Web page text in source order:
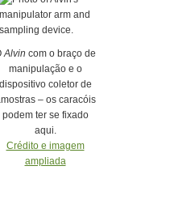
Alvin com o braço de
manipulação e o
dispositivo coletor de
– os caracóis
podem ter se fixado
aqui.
Crédito e imagem
ampliada